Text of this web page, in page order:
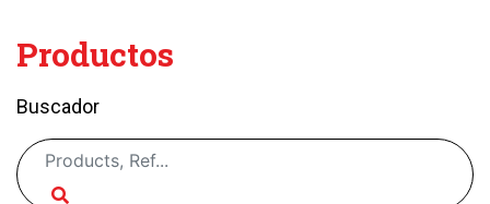
Productos
Buscador